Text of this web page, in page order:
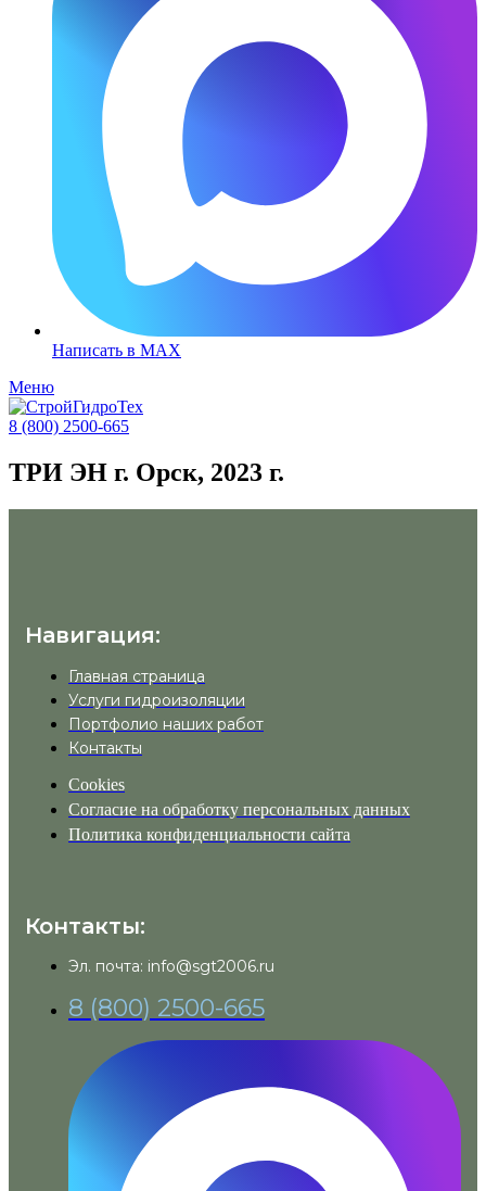
Написать в MAX
Меню
8 (800) 2500-665
ТРИ ЭН г. Орск, 2023 г.
Навигация:
Главная страница
Услуги гидроизоляции
Портфолио наших работ
Контакты
Cookies
Согласие на обработку персональных данных
Политика конфиденциальности сайта
Контакты:
Эл. почта: info@sgt2006.ru
8 (800) 2500-665